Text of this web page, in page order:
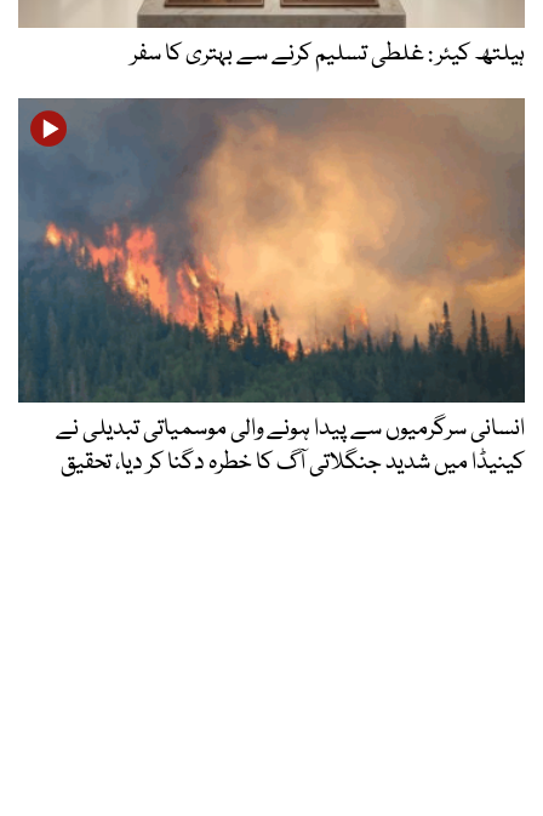
ہیلتھ کیئر : غلطی تسلیم کرنے سے بہتری کا سفر
انسانی سرگرمیوں سے پیدا ہونے والی موسمیاتی تبدیلی نے
کینیڈا میں شدید جنگلاتی آگ کا خطرہ دگنا کر دیا، تحقیق